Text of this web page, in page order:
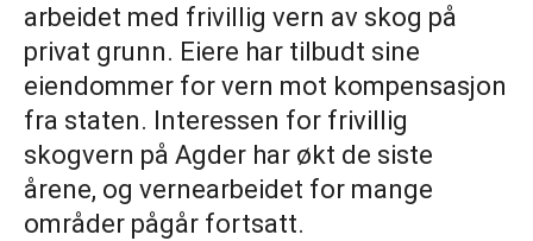
arbeidet med frivillig vern av skog på
privat grunn. Eiere har tilbudt sine
eiendommer for vern mot kompensasjon
fra staten. Interessen for frivillig
skogvern på Agder har økt de siste
årene, og vernearbeidet for mange
områder pågår fortsatt.